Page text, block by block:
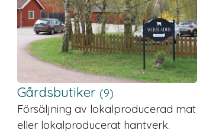
Gårdsbutiker (9)
Försäljning av lokalproducerad mat
eller lokalproducerat hantverk.